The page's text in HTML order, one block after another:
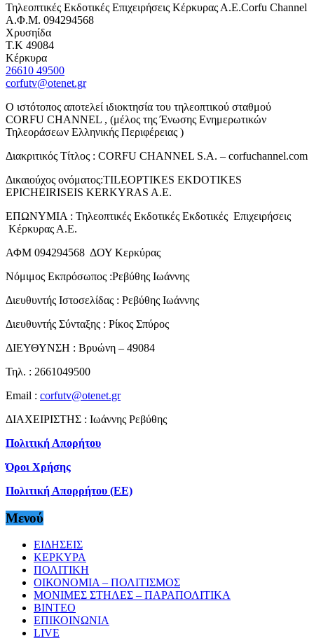
Τηλεοπτικές Εκδοτικές Επιχειρήσεις Κέρκυρας Α.Ε.Corfu Channel
Α.Φ.Μ. 094294568
Χρυσηίδα
Τ.Κ 49084
Κέρκυρα
26610 49500
corfutv@otenet.gr
Ο ιστότοπος αποτελεί ιδιοκτησία του τηλεοπτικού σταθμού
CORFU CHANNEL , (μέλος της Ένωσης Ενημερωτικών
Τηλεοράσεων Ελληνικής Περιφέρειας )
Διακριτικός Τίτλος : CORFU CHANNEL S.A. – corfuchannel.com
Δικαιούχος ονόματος:TILEOPTIKES EKDOTIKES
EPICHEIRISEIS KERKYRAS A.E.
ΕΠΩΝΥΜΙΑ : Τηλεοπτικές Εκδοτικές Εκδοτικές Επιχειρήσεις
Κέρκυρας Α.Ε.
ΑΦΜ 094294568 ΔΟΥ Κερκύρας
Νόμιμος Εκπρόσωπος :Ρεβύθης Ιωάννης
Διευθυντής Ιστοσελίδας : Ρεβύθης Ιωάννης
Διευθυντής Σύνταξης : Ρίκος Σπύρος
ΔΙΕΥΘΥΝΣΗ : Βρυώνη – 49084
Τηλ. : 2661049500
Email : corfutv@otenet.gr
ΔΙΑΧΕΙΡΙΣΤΗΣ : Ιωάννης Ρεβύθης
Πολιτική Απορήτου
Όροι Χρήσης
Πολιτική Απορρήτου (ΕΕ)
Μενού
ΕΙΔΗΣΕΙΣ
ΚΕΡΚΥΡΑ
ΠΟΛΙΤΙΚΗ
ΟΙΚΟΝΟΜΙΑ – ΠΟΛΙΤΙΣΜΟΣ
ΜΟΝΙΜΕΣ ΣΤΗΛΕΣ – ΠΑΡΑΠΟΛΙΤΙΚΑ
ΒΙΝΤΕΟ
ΕΠΙΚΟΙΝΩΝΙΑ
LIVE